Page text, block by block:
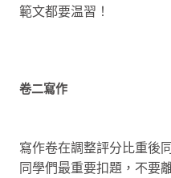
範文都要温習！
卷二寫作
寫作卷在調整評分比重後
同學們最重要扣題，不要